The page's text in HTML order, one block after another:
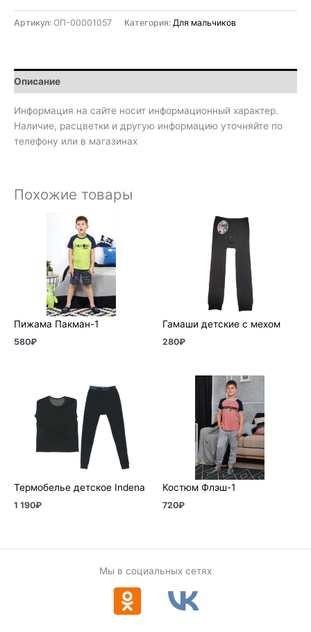
Артикул: ОП-00001057 Категория: Для мальчиков
Описание
Информация на сайте носит информационный характер.
Наличие, расцветки и другую информацию уточняйте по
телефону или в магазинах
Похожие товары
Пижама Пакман-1
580₽
Гамаши детские с мехом
280₽
Термобелье детское Indena
1 190₽
Костюм Флэш-1
720₽
Мы в социальных сетях